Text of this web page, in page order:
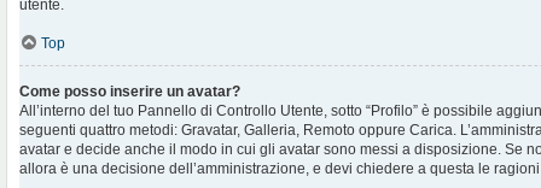
utente.
Top
Come posso inserire un avatar?
All’interno del tuo Pannello di Controllo Utente, sotto “Profilo” è possibile
seguenti quattro metodi: Gravatar, Galleria, Remoto oppure Carica.
avatar e decide anche il modo in cui gli avatar sono messi a disposizione. Se
allora è una decisione dell’amministrazione, e devi chiedere a questa le